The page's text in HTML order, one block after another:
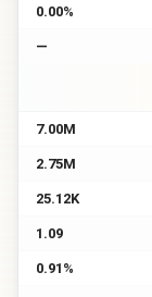
0.00%
—
7.00M
2.75M
25.12K
1.09
0.91%